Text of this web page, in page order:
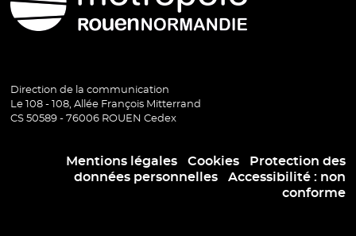
Direction de la communication
Le 108 - 108, Allée François Mitterrand
CS 50589 - 76006 ROUEN Cedex
Mentions légalesI CookiesI
Protection des
données personnellesI Accessibilité : non
conforme